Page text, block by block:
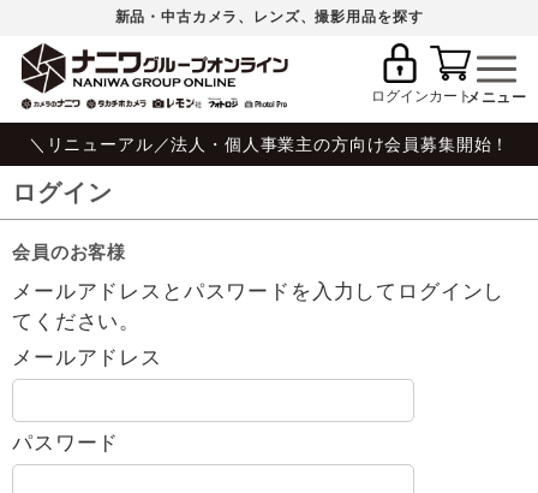
新品・中古カメラ、レンズ、撮影用品を探す
ログインカート
＼リニューアル／法人・個人事業主の方向け会員募集開始！
ログイン
会員のお客様
メールアドレスとパスワードを入力してログインし
てください。
メールアドレス
パスワード